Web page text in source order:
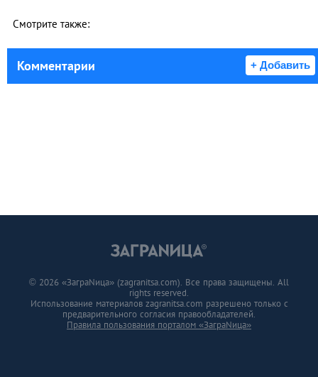
Смотрите также:
Комментарии + Добавить
© 2026 «ЗаграNица» (zagranitsa.com). Все права защищены. All
rights reserved.
Использование материалов zagranitsa.com разрешено только с
предварительного согласия правообладателей.
Правила пользования порталом «ЗаграNица»